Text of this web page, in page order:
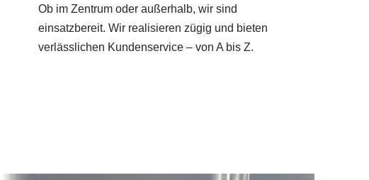
Ob im Zentrum oder außerhalb, wir sind
einsatzbereit. Wir realisieren zügig und bieten
verlässlichen Kundenservice – von A bis Z.